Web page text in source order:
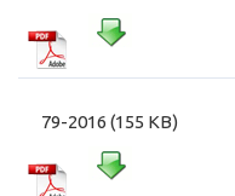
79-2016 (155 KB)